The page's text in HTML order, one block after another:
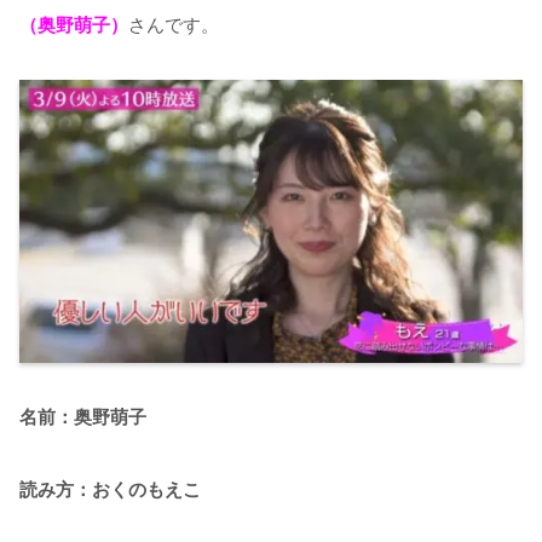
（奥野萌子） さんです。
名前：奥野萌子
読み方：おくのもえこ